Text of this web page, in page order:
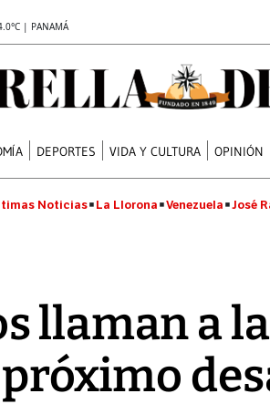
| PANAMÁ
DEPORTES VIDA Y CULTURA OPINIÓN
Noticias La Llorona Venezuela José
llaman a